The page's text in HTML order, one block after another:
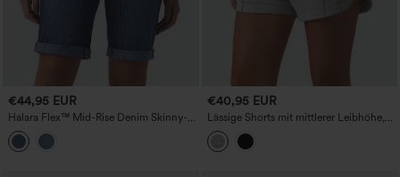
€44,95 EUR
Halara Flex™ Mid-Rise Denim Skinny-
Shorts, gestreift, mit umgeschlagenem
Saum und Taschen
€40,95 EUR
Lässige Shorts mit mittlerer Leibhöhe,
Biesen und abgerundetem Saum, 3'' mit
Taschen